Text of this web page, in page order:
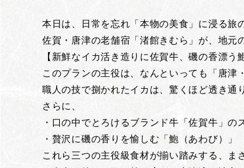
本日は、日常を忘れ「本物の美食」に浸る旅
佐賀・唐津の老舗宿「渚館きむら」が、地元
【新鮮なイカ活き造りに佐賀牛、磯の香漂う
このプランの主役は、なんといっても「唐津
職人の技で捌かれたイカは、驚くほど透き通
さらに、
・口の中でとろけるブランド牛「佐賀牛」の
・贅沢に磯の香りを愉しむ「鮑（あわび）」
これら三つの主役級食材が揃い踏みする、ま